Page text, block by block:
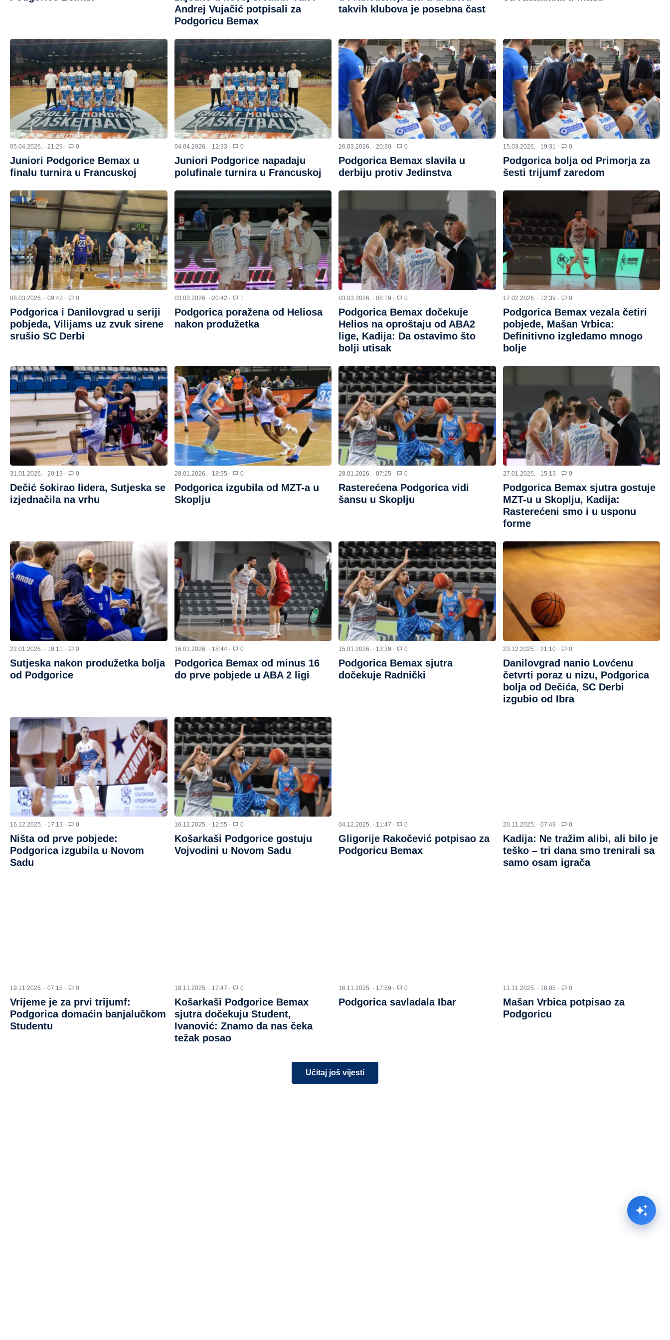
Andrej Vujačić potpisali za
Podgoricu Bemax
takvih klubova je posebna čast
05.04.2026. · 21:29 · 0
Juniori Podgorice Bemax u
finalu turnira u Francuskoj
04.04.2026. · 12:33 · 0
Juniori Podgorice napadaju
polufinale turnira u Francuskoj
26.03.2026. · 20:30 · 0
Podgorica Bemax slavila u
derbiju protiv Jedinstva
15.03.2026. · 19:31 · 0
Podgorica bolja od Primorja za
šesti trijumf zaredom
08.03.2026. · 09:42 · 0
Podgorica i Danilovgrad u seriji
pobjeda, Vilijams uz zvuk sirene
srušio SC Derbi
03.03.2026. · 20:42 · 1
Podgorica poražena od Heliosa
nakon produžetka
03.03.2026. · 08:19 · 0
Podgorica Bemax dočekuje
Helios na oproštaju od ABA2
lige, Kadija: Da ostavimo što
bolji utisak
17.02.2026. · 12:39 · 0
Podgorica Bemax vezala četiri
pobjede, Mašan Vrbica:
Definitivno izgledamo mnogo
bolje
31.01.2026. · 20:13 · 0
Dečić šokirao lidera, Sutjeska se
izjednačila na vrhu
28.01.2026. · 18:35 · 0
Podgorica izgubila od MZT-a u
Skoplju
28.01.2026. · 07:25 · 0
Rasterećena Podgorica vidi
šansu u Skoplju
27.01.2026. · 15:13 · 0
Podgorica Bemax sjutra gostuje
MZT-u u Skoplju, Kadija:
Rasterećeni smo i u usponu
forme
22.01.2026. · 19:11 · 0
Sutjeska nakon produžetka bolja
od Podgorice
16.01.2026. · 18:44 · 0
Podgorica Bemax od minus 16
do prve pobjede u ABA 2 ligi
15.01.2026. · 13:39 · 0
Podgorica Bemax sjutra
dočekuje Radnički
23.12.2025. · 21:10 · 0
Danilovgrad nanio Lovćenu
četvrti poraz u nizu, Podgorica
bolja od Dečića, SC Derbi
izgubio od Ibra
16.12.2025. · 17:13 · 0
Ništa od prve pobjede:
Podgorica izgubila u Novom
Sadu
16.12.2025. · 12:55 · 0
Košarkaši Podgorice gostuju
Vojvodini u Novom Sadu
04.12.2025. · 11:47 · 0
Gligorije Rakočević potpisao za
Podgoricu Bemax
20.11.2025. · 07:49 · 0
Kadija: Ne tražim alibi, ali bilo je
teško – tri dana smo trenirali sa
samo osam igrača
19.11.2025. · 07:15 · 0
Vrijeme je za prvi trijumf:
Podgorica domaćin banjalučkom
Studentu
18.11.2025. · 17:47 · 0
Košarkaši Podgorice Bemax
sjutra dočekuju Student,
Ivanović: Znamo da nas čeka
težak posao
16.11.2025. · 17:59 · 0
Podgorica savladala Ibar
11.11.2025. · 18:05 · 0
Mašan Vrbica potpisao za
Podgoricu
Učitaj još vijesti